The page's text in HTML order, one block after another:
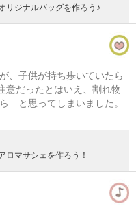
リジナルバッグを作ろう♪
、子供が持ち歩いていたら
意だったとはいえ、割れ物
…と思ってしまいました。
マサシェを作ろう！